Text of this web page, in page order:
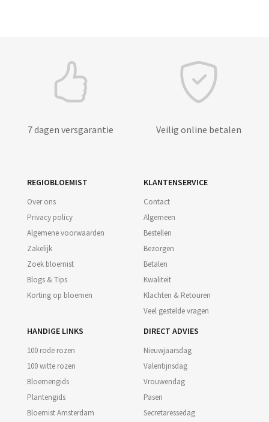
7 dagen versgarantie Veilig online betalen
REGIOBLOEMIST
Over ons
Privacy policy
Algemene voorwaarden
Zakelijk
Zoek bloemist
Blogs & Tips
Korting op bloemen
KLANTENSERVICE
Contact
Algemeen
Bestellen
Bezorgen
Betalen
Kwaliteit
Klachten & Retouren
Veel gestelde vragen
HANDIGE LINKS
100 rode rozen
100 witte rozen
Bloemengids
Plantengids
Bloemist Amsterdam
DIRECT ADVIES
Nieuwjaarsdag
Valentijnsdag
Vrouwendag
Pasen
Secretaressedag